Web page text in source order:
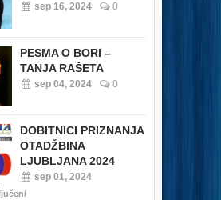
sep 16, 2024 0
PESMA O BORI –
TANJA RAŠETA
sep 04, 2024 0
DOBITNICI PRIZNANJA
OTADŽBINA
LJUBLJANA 2024
sep 01, 2024